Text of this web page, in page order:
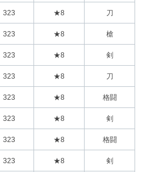
323 ★8 刀
323 ★8 槍
323 ★8 剣
323 ★8 刀
323 ★8 格闘
323 ★8 剣
323 ★8 格闘
323 ★8 剣